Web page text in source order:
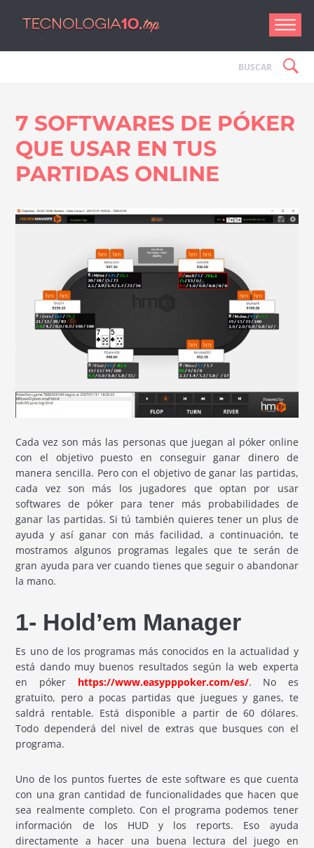
7 SOFTWARES DE PÓKER
QUE USAR EN TUS
PARTIDAS ONLINE
Cada vez son más las personas que juegan al póker online
con el objetivo puesto en conseguir ganar dinero de
manera sencilla. Pero con el objetivo de ganar las partidas,
cada vez son más los jugadores que optan por usar
softwares de póker para tener más probabilidades de
ganar las partidas. Si tú también quieres tener un plus de
ayuda y así ganar con más facilidad, a continuación, te
mostramos algunos programas legales que te serán de
gran ayuda para ver cuando tienes que seguir o abandonar
la mano.
1- Hold’em Manager
Es uno de los programas más conocidos en la actualidad y
está dando muy buenos resultados según la web experta
en póker https://www.easypppoker.com/es/. No es
gratuito, pero a pocas partidas que juegues y ganes, te
saldrá rentable. Está disponible a partir de 60 dólares.
Todo dependerá del nivel de extras que busques con el
programa.
Uno de los puntos fuertes de este software es que cuenta
con una gran cantidad de funcionalidades que hacen que
sea realmente completo. Con el programa podemos tener
información de los HUD y los reports. Eso ayuda
directamente a hacer una buena lectura del juego en